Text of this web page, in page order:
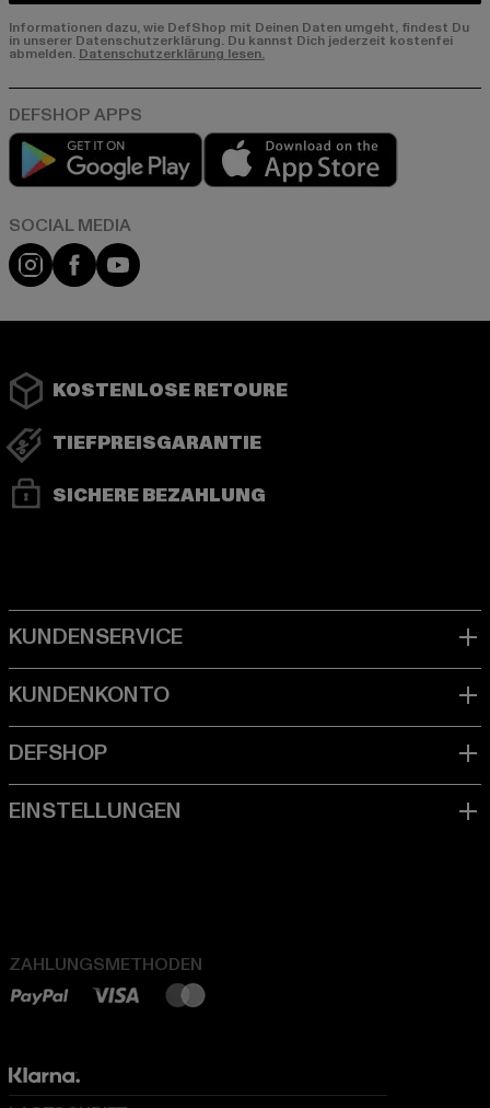
Informationen dazu, wie DefShop mit Deinen Daten umgeht, findest Du
in unserer Datenschutzerklärung. Du kannst Dich jederzeit kostenfei
abmelden. Datenschutzerklärung lesen.
Play market
Instagram
FacebookYouTube
KOSTENLOSE RETOURE
TIEFPREISGARANTIE
SICHERE BEZAHLUNG
ZAHLUNGSMETHODEN